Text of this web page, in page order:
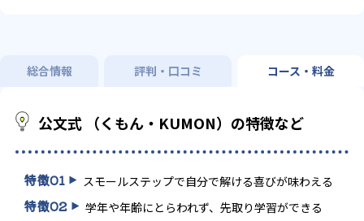
総合情報 評判・口コミ コース・料金
公文式 （くもん・KUMON）の特徴など
特徴01 スモールステップで自分で解ける喜びが味わえる
特徴02 学年や年齢にとらわれず、先取り学習ができる